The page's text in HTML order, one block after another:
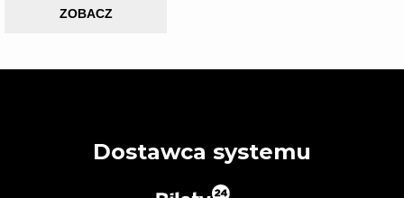
ZOBACZ
Dostawca systemu